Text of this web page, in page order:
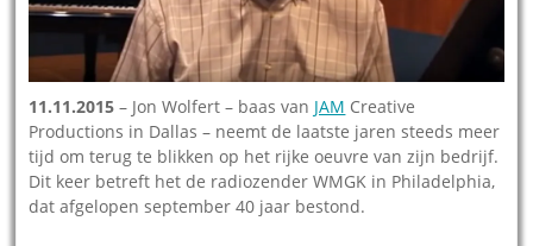
11.11.2015 – Jon Wolfert – baas van JAM Creative
Productions in Dallas – neemt de laatste jaren steeds meer
tijd om terug te blikken op het rijke oeuvre van zijn bedrijf.
Dit keer betreft het de radiozender WMGK in Philadelphia,
dat afgelopen september 40 jaar bestond.